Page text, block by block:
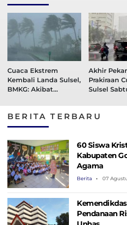
Cuaca Ekstrem
Kembali Landa Sulsel,
BMKG: Akibat
Secara Bersamaan
Akhir
Prakiraan
Sulsel
BERITA TERBARU
60 Siswa
Kabupaten
Agama
Berita 07
Pendanaan